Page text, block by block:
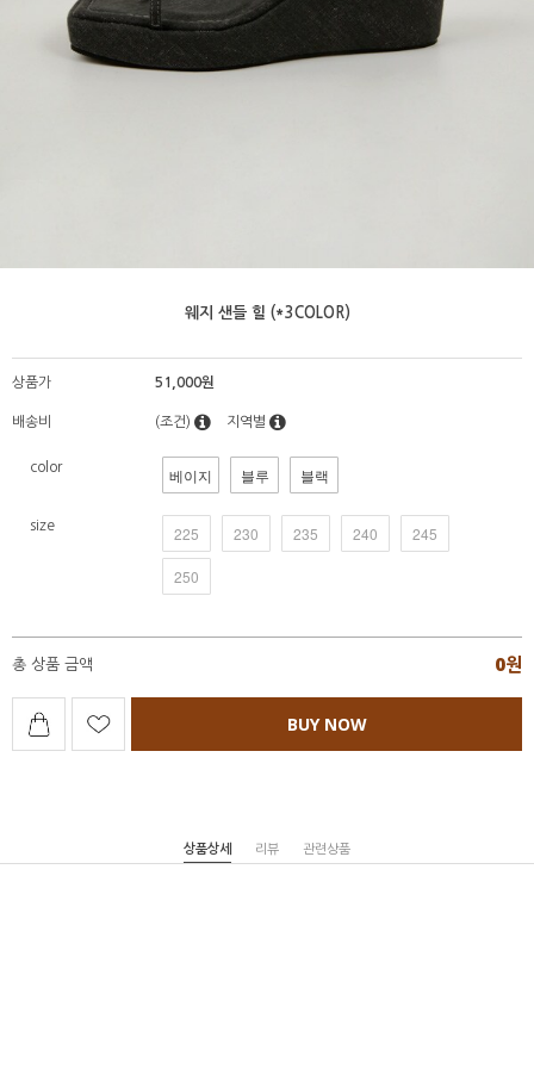
웨지 샌들 힐 (*3COLOR)
상품가 51,000원
배송비 (조건) 지역별
color 베이지 블루 블랙
size 225 230 235 240 245
250
총 상품 금액 0원
BUY NOW
상품상세 리뷰 관련상품